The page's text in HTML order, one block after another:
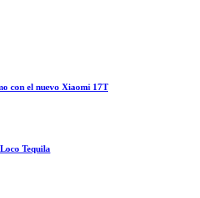
con el nuevo Xiaomi 17T
Tequila